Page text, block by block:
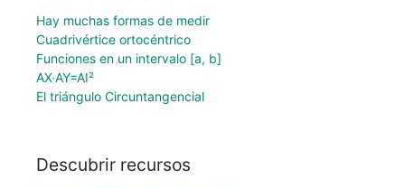
Hay muchas formas de medir
Cuadrivértice ortocéntrico
Funciones en un intervalo [a, b]
AX·AY=AI²
El triángulo Circuntangencial
Descubrir recursos